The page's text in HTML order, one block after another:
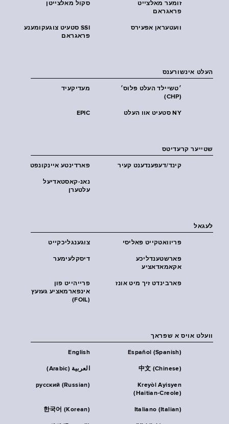
סקול מאלצייטן
זומער מאלצייט
פראגראם
SSI סטעיט צוגעקומענע
פראגראם
וועטעראן אפעירס
העלט אינשורענס
מעדיקעיד
׳טשיילד העלט פּלוס׳
(CHP)
EPIC NY סטעיט אוו העלט
שטייער קרעדיטס
פארדינטע איינקונפט קינד/דעפענדענט קעיר
נאנ-קאסטאדיעל
עלטערן
לעגאל
צוגענגליכקייט פּריוואטקייט פּאליסי
דיסקלעימער
פארשטענדליכע
אקאמאדאציע
פרייהייט פון
אינפארמאציע געזעץ
(FOIL)
פארבינדט זיך מיט אונז
וועלט אויס א שפראך
English Español (Spanish)
العربية (Arabic) 中文 (Chinese)
русский (Russian)
Kreyòl Ayisyen
(Haitian-Creole)
한국어 (Korean) Italiano (Italian)